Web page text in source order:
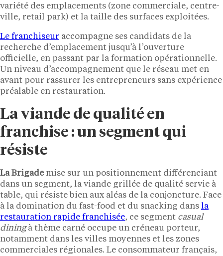
variété des emplacements (zone commerciale, centre-
ville, retail park) et la taille des surfaces exploitées.
Le franchiseur accompagne ses candidats de la
recherche d’emplacement jusqu’à l’ouverture
officielle, en passant par la formation opérationnelle.
Un niveau d’accompagnement que le réseau met en
avant pour rassurer les entrepreneurs sans expérience
préalable en restauration.
La viande de qualité en
franchise : un segment qui
résiste
La Brigademise sur un positionnement différenciant
dans un segment, la viande grillée de qualité servie à
table, qui résiste bien aux aléas de la conjoncture. Face
à la domination du fast-food et du snacking dans la
restauration rapide franchisée, ce segment casual
diningà thème carné occupe un créneau porteur,
notamment dans les villes moyennes et les zones
commerciales régionales. Le consommateur français,